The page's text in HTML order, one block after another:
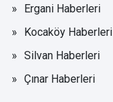
Ergani Haberleri
Kocaköy Haberleri
Silvan Haberleri
Çınar Haberleri